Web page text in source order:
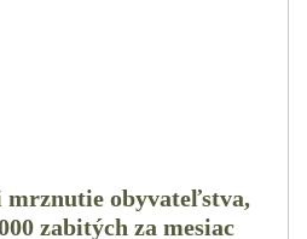
mrznutie obyvateľstva,
zabitých za mesiac